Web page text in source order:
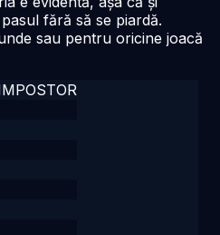
fără să se piardă.
sau pentru oricine joacă